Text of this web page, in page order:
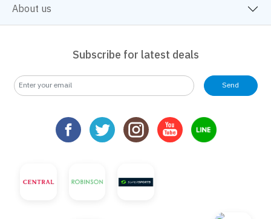
About us
Subscribe for latest deals
Send